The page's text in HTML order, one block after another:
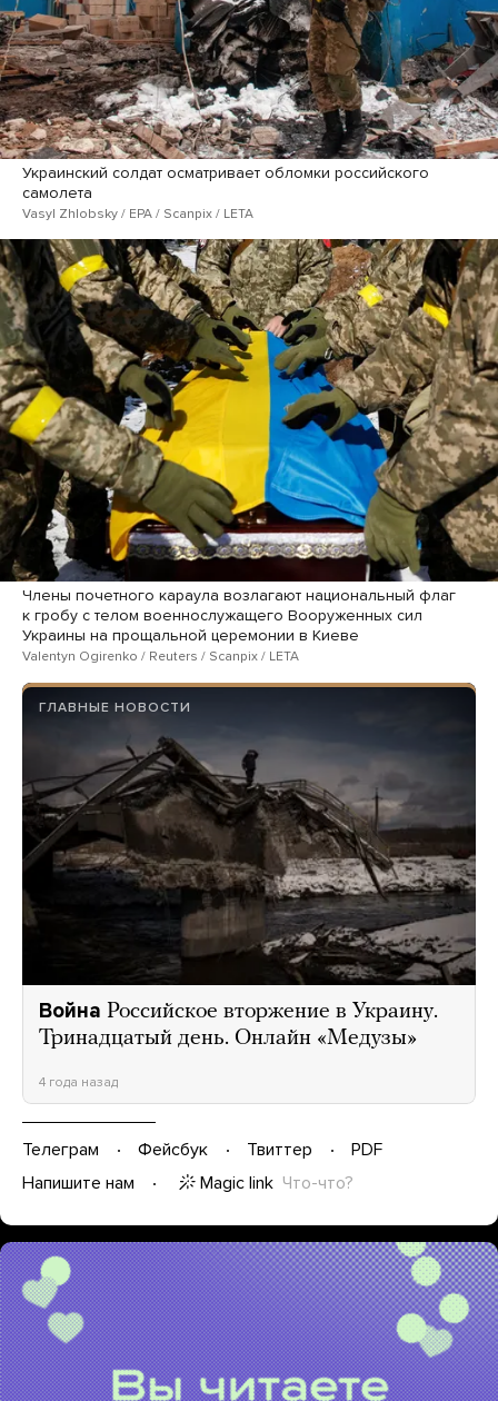
Украинский солдат осматривает обломки российского
самолета
Vasyl Zhlobsky / EPA / Scanpix / LETA
Члены почетного караула возлагают национальный флаг
к гробу с телом военнослужащего Вооруженных сил
Украины на прощальной церемонии в Киеве
Valentyn Ogirenko / Reuters / Scanpix / LETA
ГЛАВНЫЕ НОВОСТИ
Война Российское вторжение в Украину.
Тринадцатый день. Онлайн «Медузы»
4 года назад
Телеграм Фейсбук Твиттер
PDF
Напишите нам
Magic link Что-что?